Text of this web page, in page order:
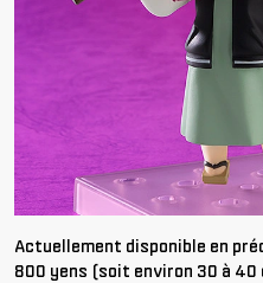
Actuellement disponible en
800 yens (soit environ 30 à